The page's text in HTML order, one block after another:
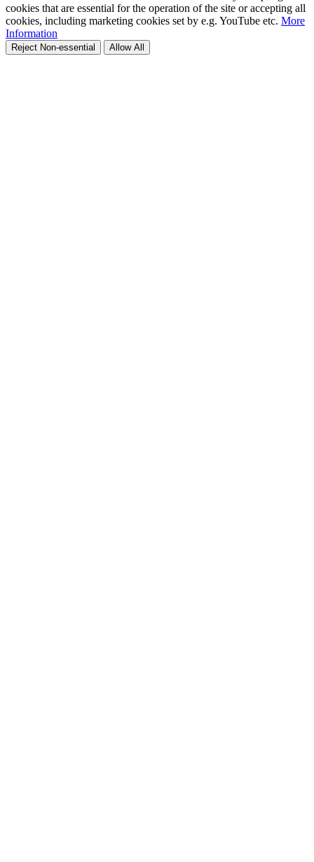
cookies that are essential for the operation of the site or accepting all
cookies, including marketing cookies set by e.g. YouTube etc. More
Information
Reject Non-essential Allow All